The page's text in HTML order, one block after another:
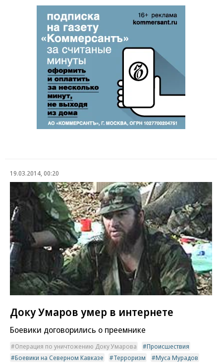
19.03.2014, 00:20
Доку Умаров умер в интернете
Боевики договорились о преемнике
Операция по уничтожению Доку Умарова
Происшествия
Боевики на Северном Кавказе
Терроризм
Муса Мурадов